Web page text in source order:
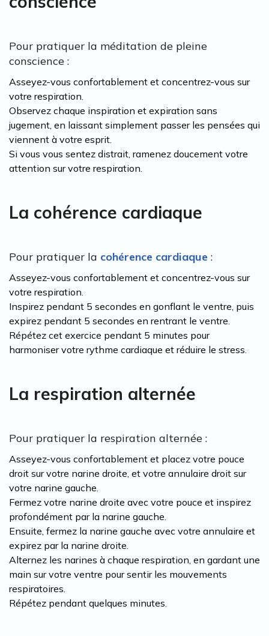
Pour pratiquer la méditation de pleine
conscience :
Asseyez-vous confortablement et concentrez-vous sur
votre respiration.
Observez chaque inspiration et expiration sans
jugement, en laissant simplement passer les pensées qui
viennent à votre esprit.
Si vous vous sentez distrait, ramenez doucement votre
attention sur votre respiration.
La cohérence cardiaque
Pour pratiquer la cohérence cardiaque :
Asseyez-vous confortablement et concentrez-vous sur
votre respiration.
Inspirez pendant 5 secondes en gonflant le ventre, puis
expirez pendant 5 secondes en rentrant le ventre.
Répétez cet exercice pendant 5 minutes pour
harmoniser votre rythme cardiaque et réduire le stress.
La respiration alternée
Pour pratiquer la respiration alternée :
Asseyez-vous confortablement et placez votre pouce
droit sur votre narine droite, et votre annulaire droit sur
votre narine gauche.
Fermez votre narine droite avec votre pouce et inspirez
profondément par la narine gauche.
Ensuite, fermez la narine gauche avec votre annulaire et
expirez par la narine droite.
Alternez les narines à chaque respiration, en gardant une
main sur votre ventre pour sentir les mouvements
respiratoires.
Répétez pendant quelques minutes.